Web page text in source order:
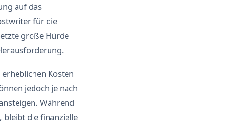
auf das
für die
große Hürde
Kosten
jedoch je nach
Während
bleibt die finanzielle